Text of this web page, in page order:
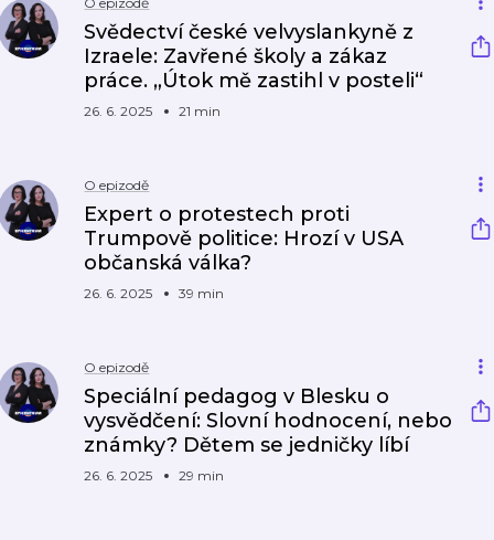
Svědectví české velvyslankyně z
Izraele: Zavřené školy a zákaz
práce. „Útok mě zastihl v posteli“
26. 6. 2025 21 min
O epizodě
Expert o protestech proti
Trumpově politice: Hrozí v USA
občanská válka?
26. 6. 2025 39 min
O epizodě
Speciální pedagog v Blesku o
vysvědčení: Slovní hodnocení, nebo
známky? Dětem se jedničky líbí
26. 6. 2025 29 min